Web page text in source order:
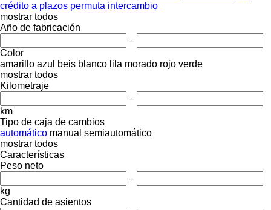
crédito a plazos permuta intercambio
mostrar todos
Año de fabricación
–
Color
amarillo azul beis blanco lila morado rojo verde
mostrar todos
Kilometraje
–
km
Tipo de caja de cambios
automático manual semiautomático
mostrar todos
Características
Peso neto
–
kg
Cantidad de asientos